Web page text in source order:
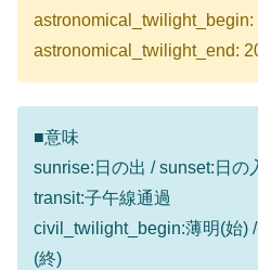
astronomical_twilight_begin:
astronomical_twilight_end:
■意味
sunrise:日の出 / sunset:日の
transit:子午線通過
civil_twilight_begin:薄明(始)
(終)